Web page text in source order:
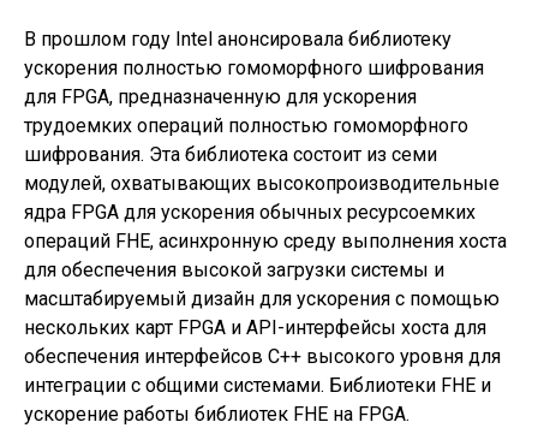
В прошлом году Intel анонсировала библиотеку
ускорения полностью гомоморфного шифрования
для FPGA, предназначенную для ускорения
трудоемких операций полностью гомоморфного
шифрования. Эта библиотека состоит из семи
модулей, охватывающих высокопроизводительные
ядра FPGA для ускорения обычных ресурсоемких
операций FHE, асинхронную среду выполнения хоста
для обеспечения высокой загрузки системы и
масштабируемый дизайн для ускорения с помощью
нескольких карт FPGA и API-интерфейсы хоста для
обеспечения интерфейсов C++ высокого уровня для
интеграции с общими системами. Библиотеки FHE и
ускорение работы библиотек FHE на FPGA.